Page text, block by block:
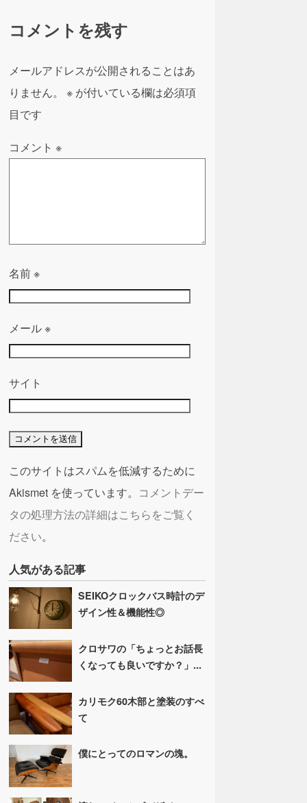
コメントを残す
メールアドレスが公開されることはあ
りません。
※ が付いている欄は必須項
目です
コメント※
名前※
メール※
サイト
このサイトはスパムを低減するために
Akismet を使っています。 コメントデー
タの処理方法の詳細はこちらをご覧く
ださい。
人気がある記事
SEIKOクロックバス時計のデ
ザイン性＆機能性◎
クロサワの「ちょっとお話長
くなっても良いですか？」...
カリモク60木部と塗装のすべ
て
僕にとってのロマンの塊。